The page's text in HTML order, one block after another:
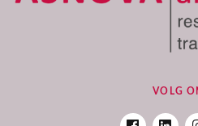
VOLG
FACEBOOKLINKEDIN